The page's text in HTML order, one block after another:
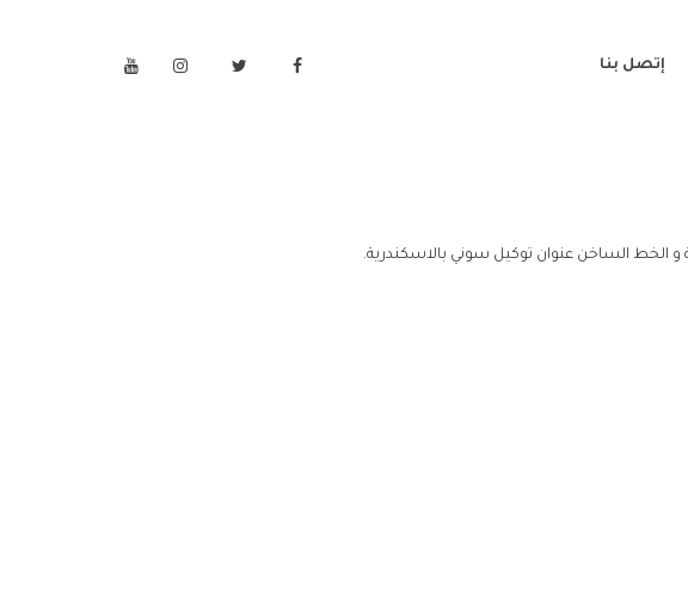
إتصل بنا
و الخط الساخن عنوان توكيل سوني بالاسكندرية.